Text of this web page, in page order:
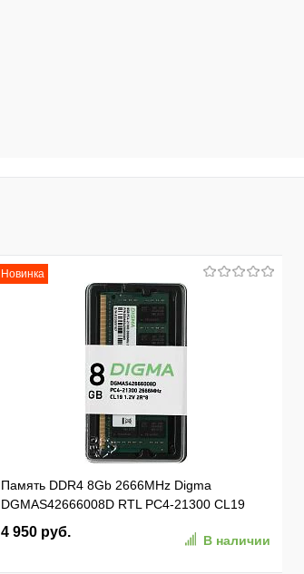
Новинка
Память DDR4 8Gb 2666MHz Digma
DGMAS42666008D RTL PC4-21300 CL19
SO-DIMM 260-pin 1.2В dual rank Ret
4 950 руб.
В наличии